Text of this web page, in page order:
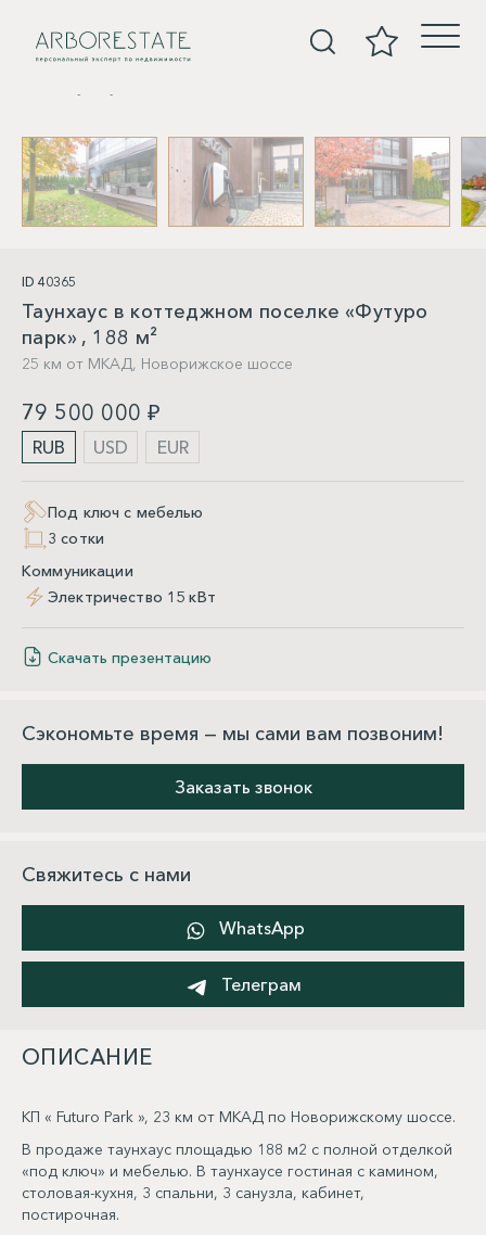
ID 40365
Таунхаус в коттеджном поселке «Футуро
парк» , 188 м²
25 км от МКАД, Новорижское шоссе
79 500 000 ₽
RUB USD EUR
Под ключ с мебелью
3 сотки
Коммуникации
Электричество 15 кВт
Скачать презентацию
Сэкономьте время — мы сами вам позвоним!
Заказать звонок
Свяжитесь с нами
WhatsApp
Телеграм
ОПИСАНИЕ
КП « Futuro Park », 23 км от МКАД по Новорижскому шоссе.
В продаже таунхаус площадью 188 м2 с полной отделкой
«под ключ» и мебелью. В таунхаусе гостиная с камином,
столовая-кухня, 3 спальни, 3 санузла, кабинет,
постирочная.